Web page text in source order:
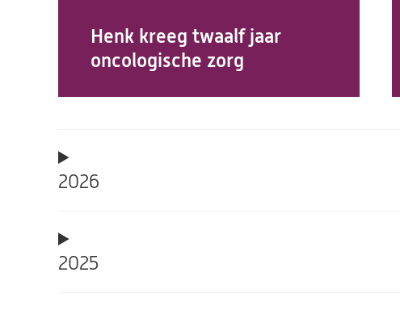
Henk kreeg twaalf jaar
oncologische zorg
2026
2025